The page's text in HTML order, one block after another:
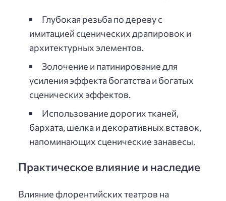
Глубокая резьба по дереву с
имитацией сценических драпировок и
архитектурных элементов.
Золочение и патинирование для
усиления эффекта богатства и богатых
сценических эффектов.
Использование дорогих тканей,
бархата, шелка и декоративных вставок,
напоминающих сценические занавесы.
Практическое влияние и наследие
Влияние флорентийских театров на